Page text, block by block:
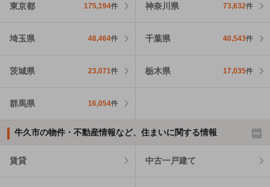
東京都 175,194件 神奈川県 73,632件
埼玉県 48,464件 千葉県 40,543件
茨城県 23,071件 栃木県 17,035件
群馬県 16,054件
牛久市の物件・不動産情報など、住まいに関する情報
賃貸 中古一戸建て